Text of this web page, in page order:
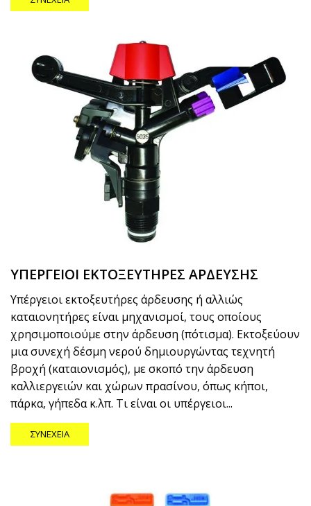
ΥΠΕΡΓΕΙΟΙ ΕΚΤΟΞΕΥΤΗΡΕΣ ΑΡΔΕΥΣΗΣ
Υπέργειοι εκτοξευτήρες άρδευσης ή αλλιώς
καταιονητήρες είναι μηχανισμοί, τους οποίους
χρησιμοποιούμε στην άρδευση (πότισμα). Εκτοξεύουν
μια συνεχή δέσμη νερού δημιουργώντας τεχνητή
βροχή (καταιονισμός), με σκοπό την άρδευση
καλλιεργειών και χώρων πρασίνου, όπως κήποι,
πάρκα, γήπεδα κ.λπ. Τι είναι οι υπέργειοι...
ΣΥΝΈΧΕΙΑ